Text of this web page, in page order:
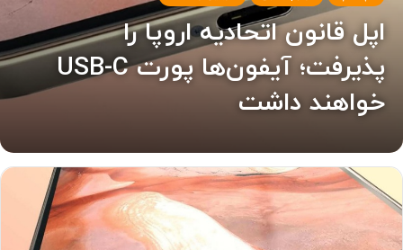
اپل قانون اتحادیه اروپا را
پذیرفت؛ آیفون‌ها پورت USB-C
خواهند داشت